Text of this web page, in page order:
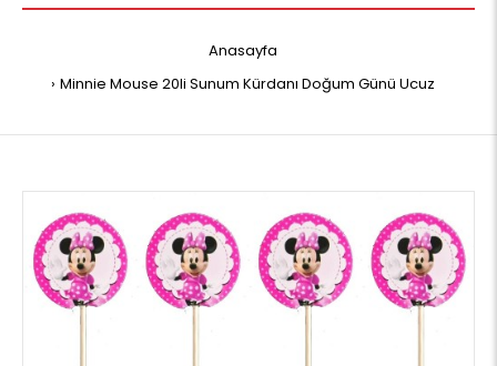
Anasayfa
Minnie Mouse 20li Sunum Kürdanı Doğum Günü Ucuz